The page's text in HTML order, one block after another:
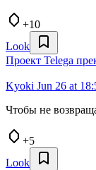
+10
Look
Проект Telega
Kyoki Jun 26 at
Чтобы не
+5
Look